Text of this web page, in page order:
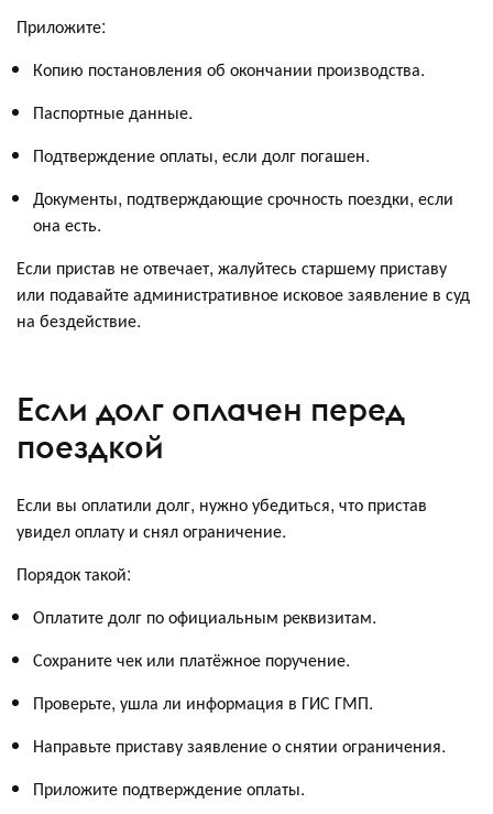
Приложите:
Копию постановления об окончании производства.
Паспортные данные.
Подтверждение оплаты, если долг погашен.
Документы, подтверждающие срочность поездки, если
она есть.
Если пристав не отвечает, жалуйтесь старшему приставу
или подавайте административное исковое заявление в суд
на бездействие.
Если долг оплачен перед
поездкой
Если вы оплатили долг, нужно убедиться, что пристав
увидел оплату и снял ограничение.
Порядок такой:
Оплатите долг по официальным реквизитам.
Сохраните чек или платёжное поручение.
Проверьте, ушла ли информация в ГИС ГМП.
Направьте приставу заявление о снятии ограничения.
Приложите подтверждение оплаты.